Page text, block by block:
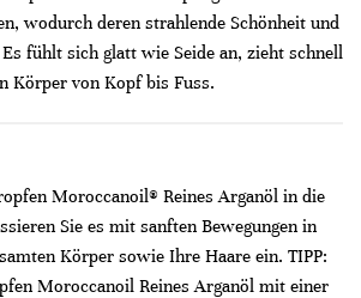
wodurch deren strahlende Schönheit und
fühlt sich glatt wie Seide an, zieht schnell
Körper von Kopf bis Fuss.
Moroccanoil® Reines Arganöl in die
Sie es mit sanften Bewegungen in
Körper sowie Ihre Haare ein. TIPP:
Moroccanoil Reines Arganöl mit einer